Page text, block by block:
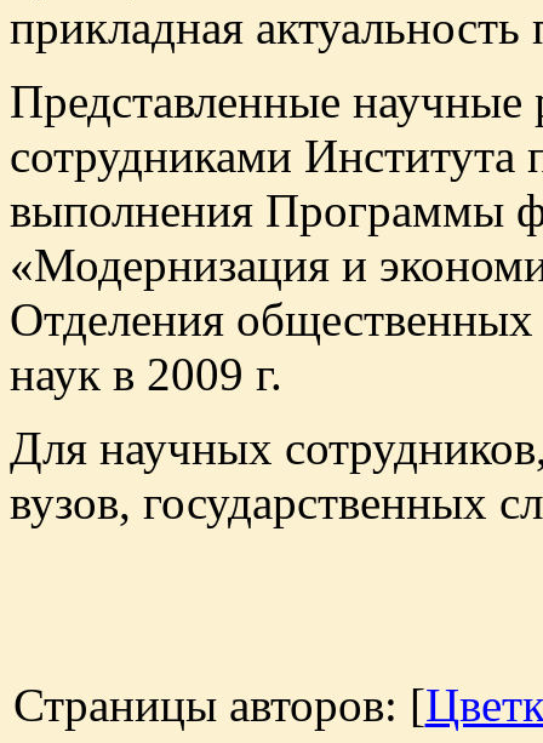
прикладная
Представленные научные
сотрудниками
выполнения Программы
«Модернизация и
Отделения
наук в 2009 г.
Для научных
вузов, государственных
Страницы авторов: [